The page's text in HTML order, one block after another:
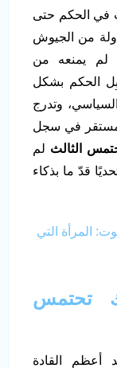
في الحكم حتى
من الجيوش
لم يمنعه من
الحكم بشكل
وتدرج
مستقر في سجل
الثالث لم
قدّ ما بذكاء
المرأة التي
تحتمس
أعظم القادة